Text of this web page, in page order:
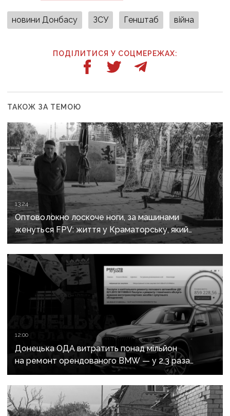
новини Донбасу ЗСУ Генштаб війна
ПОДІЛИТИСЯ У СОЦМЕРЕЖАХ:
ТАКОЖ ЗА ТЕМОЮ
13:24
Оптоволокно лоскоче ноги, за машинами
женуться FPV: життя у Краматорську, який
росіяни вбивають авіацією
12:00
Донецька ОДА витратить понад мільйон
на ремонт орендованого BMW — у 2,3 раза
дорожче за його залишкову вартість